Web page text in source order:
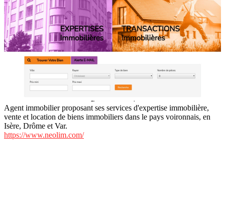
Agent immobilier proposant ses services d'expertise immobilière,
vente et location de biens immobiliers dans le pays voironnais, en
Isère, Drôme et Var.
https://www.neolim.com/